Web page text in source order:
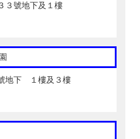
３號地下及１樓
地下 １樓及３樓